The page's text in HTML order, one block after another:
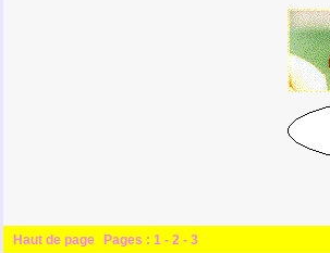
Haut de page Pages : 1 - 2 - 3